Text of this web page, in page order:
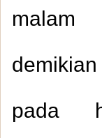
pada